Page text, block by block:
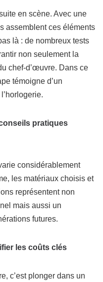
en scène. Avec une
assemblent ces éléments
là : de nombreux tests
non seulement la
chef-d’œuvre. Dans ce
témoigne d’un
pratiques
considérablement
les matériaux choisis et
représentent non
mais aussi un
futures.
les coûts clés
c’est plonger dans un